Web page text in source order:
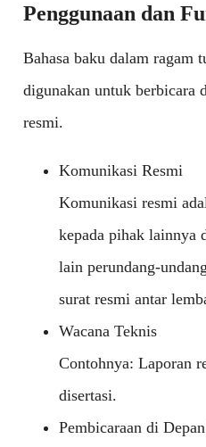
Penggunaan dan
Bahasa baku dalam ragam
digunakan untuk berbicara
resmi.
Komunikasi Resmi
Komunikasi resmi
kepada pihak lainnya
lain perundang-
surat resmi antar
Wacana Teknis
Contohnya: Laporan
disertasi.
Pembicaraan di